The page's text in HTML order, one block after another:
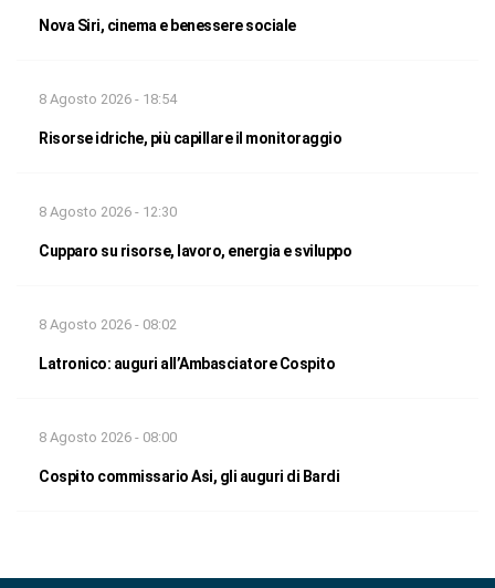
Nova Siri, cinema e benessere sociale
8 Agosto 2026 - 18:54
Risorse idriche, più capillare il monitoraggio
8 Agosto 2026 - 12:30
Cupparo su risorse, lavoro, energia e sviluppo
8 Agosto 2026 - 08:02
Latronico: auguri all’Ambasciatore Cospito
8 Agosto 2026 - 08:00
Cospito commissario Asi, gli auguri di Bardi